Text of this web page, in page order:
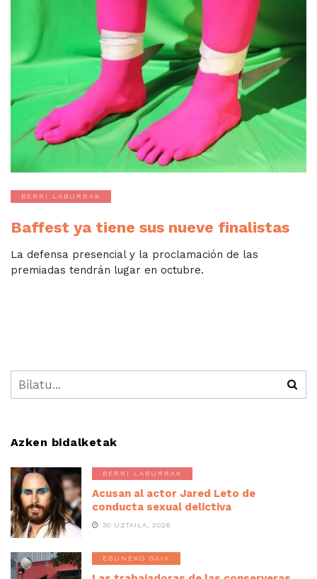
BERRI LABURRAK
Baffest ya tiene sus nueve finalistas
La defensa presencial y la proclamación de las
premiadas tendrán lugar en octubre.
Azken bidalketak
BERRI LABURRAK
Acusan al actor Jared Leto de
conducta sexual delictiva
30 UZTAILA, 2026
EGUNEKO GAIA